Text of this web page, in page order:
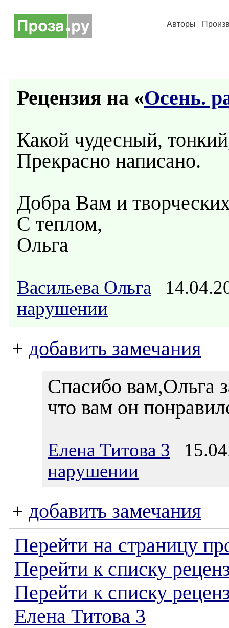
Авторы
Рецензия на «Осень.
Какой чудесный,
Прекрасно написано.
Добра Вам и
С теплом,
Ольга
Васильева Ольга
нарушении
+ добавить замечания
Спасибо вам,Ольга
что вам он
Елена Титова 3
нарушении
+ добавить замечания
Перейти на страницу
Перейти к списку
Перейти к списку
Елена Титова 3